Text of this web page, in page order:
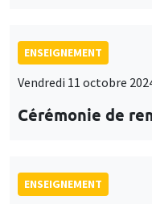
ENSEIGNEMENT
Vendredi 11 octobre
Cérémonie de
ENSEIGNEMENT